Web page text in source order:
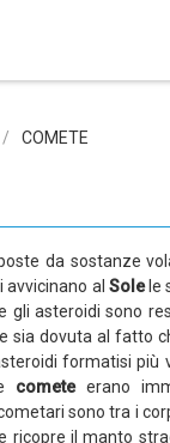
/ COMETE
da sostanze
al Solele
gli asteroidi sono
dovuta al fatto
formatisi più
cometeerano
sono tra i
il manto